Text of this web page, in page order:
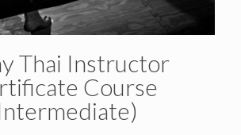
Thai Instructor
Course